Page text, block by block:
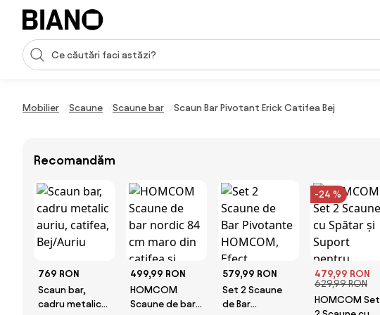
Sari peste navigare, accesează conținutul
Introducerea căutării
Mobilier Scaune Scaune bar Scaun Bar Pivotant Erick Catifea Bej
Recomandăm
769 RON
Scaun bar,
cadru metalic
499,99 RON
HOMCOM
Scaune de bar
579,99 RON
Set 2 Scaune
de Bar
-24 %
479,99 RON
629,99 RON
HOMCOM Set